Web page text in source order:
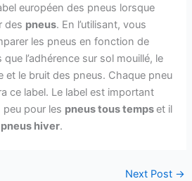
européen des pneus lorsque
des pneus. En l’utilisant, vous
les pneus en fonction de
l’adhérence sur sol mouillé, le
et le bruit des pneus. Chaque pneu
ce label. Le label est important
peu pour les pneus tous tempset il
pneus hiver.
Next Post →